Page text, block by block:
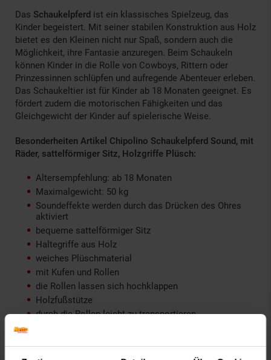
Das Schaukelpferd ist ein klassisches Spielzeug, das
Kinder begeistert. Mit seiner stabilen Konstruktion aus Holz
bietet es den Kleinen nicht nur Spaß, sondern auch die
Möglichkeit, ihre Fantasie anzuregen. Beim Schaukeln
können Kinder in die Rolle von Cowboys, Rittern oder
Prinzessinnen schlüpfen und aufregende Abenteuer erleben.
Das Schaukeltier ist für Kinder ab 18 Monaten geeignet. Es
fördert zudem die motorischen Fähigkeiten und das
Gleichgewicht der Kinder auf spielerische Weise.
Besonderheiten Artikel Chipolino Schaukelpferd Sound, mit
Räder, sattelförmiger Sitz, Holzgriffe Plüsch:
Altersempfehlung: ab 18 Monaten
Maximalgewicht: 50 kg
Soundeffekte werden durch das Drücken des Ohres
aktiviert
bequeme sattelförmiger Sitz
Haltegriffe aus Holz
weiches Plüschmaterial
mit Kufen und Rollen
die Rollen lassen sich hochklappen
Holzfußstütze
durch die Rollen leicht zu transportieren
Weitere Informationen zum Artikel Chipolino Schaukelpferd